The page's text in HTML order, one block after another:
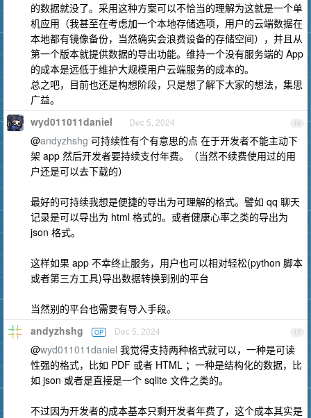
的数据就没了。采用这种方案可以不恰当的理解为这就是一个单
机应用（我甚至在考虑加一个本地存储选项，用户的云端数据在
本地都有镜像备份，当然确实会浪费设备的存储空间），并且从
第一个版本就提供数据的导出功能。维持一个没有服务端的 App
的成本是远低于维护大规模用户云端服务的成本的。
总之吧，目前也还是构想阶段，只是想了解下大家的想法，集思
广益。
16
wyd011011daniel Dec 5, 2024
@andyzhshg 可持续性有个有意思的点 在于开发者不能主动下
架 app 然后开发者要持续支付年费。（当然不续费使用过的用
户还是可以去下载的）
最好的可持续我想是便捷的导出为可理解的格式。譬如 qq 聊天
记录是可以导出为 html 格式的。或者健康心率之类的导出为
json 格式。
这样如果 app 不幸终止服务，用户也可以相对轻松(python 脚本
或者第三方工具)导出数据转换到别的平台
当然别的平台也需要有导入手段。
17
andyzhshg OP Dec 5, 2024
@wyd011011daniel 我觉得支持两种格式就可以，一种是可读
性强的格式，比如 PDF 或者 HTML ；一种是结构化的数据，比
如 json 或者是直接是一个 sqlite 文件之类的。
不过因为开发者的成本基本只剩开发者年费了，这个成本其实是